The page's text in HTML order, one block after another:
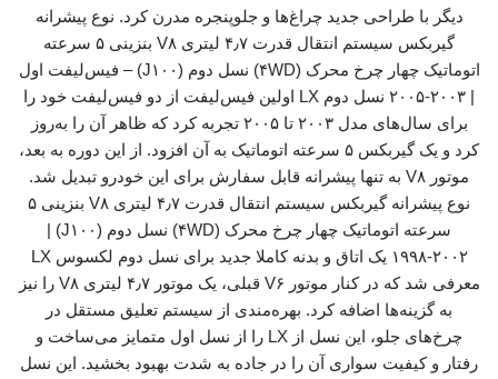
دیگر با طراحی جدید چراغ‌ها و جلوپنجره مدرن کرد. نوع پیشرانه
گیربکس سیستم انتقال قدرت ۴٫۷ لیتری V۸ بنزینی ۵ سرعته
اتوماتیک چهار چرخ محرک (۴WD) نسل دوم (J۱۰۰) – فیس‌لیفت اول
| ۲۰۰۳-۲۰۰۵ نسل دوم LX اولین فیس‌لیفت از دو فیس‌لیفت خود را
برای سال‌های مدل ۲۰۰۳ تا ۲۰۰۵ تجربه کرد که ظاهر آن را به‌روز
کرد و یک گیربکس ۵ سرعته اتوماتیک به آن افزود. از این دوره به بعد،
موتور V۸ به تنها پیشرانه قابل سفارش برای این خودرو تبدیل شد.
نوع پیشرانه گیربکس سیستم انتقال قدرت ۴٫۷ لیتری V۸ بنزینی ۵
سرعته اتوماتیک چهار چرخ محرک (۴WD) نسل دوم (J۱۰۰) |
۱۹۹۸-۲۰۰۲ یک اتاق و بدنه کاملا جدید برای نسل دوم لکسوس LX
معرفی شد که در کنار موتور V۶ قبلی، یک موتور ۴٫۷ لیتری V۸ را نیز
به گزینه‌ها اضافه کرد. بهره‌مندی از سیستم تعلیق مستقل در
چرخ‌های جلو، این نسل از LX را از نسل اول متمایز می‌ساخت و
رفتار و کیفیت سواری آن را در جاده به شدت بهبود بخشید. این نسل